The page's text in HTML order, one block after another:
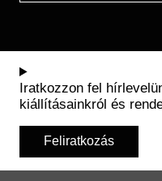
Iratkozzon fel
kiállításainkról és
Feliratkozás